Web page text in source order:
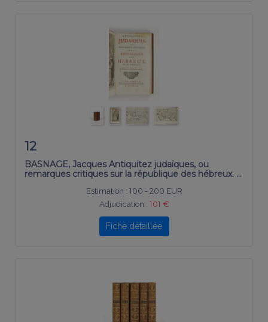
12
BASNAGE, Jacques Antiquitez judaïques, ou
remarques critiques sur la république des hébreux. …
Estimation : 100 - 200 EUR
Adjudication : 101 €
Fiche détaillée